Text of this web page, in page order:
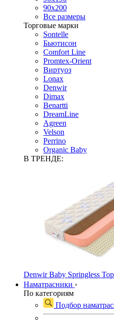
90х200
Все размеры
Торговые марки
Sontelle
Бьютисон
Comfort Line
Promtex-Orient
Виртуоз
Lonax
Denwir
Dimax
Benartti
DreamLine
Agreen
Velson
Perrino
Organic Baby
В ТРЕНДЕ:
Denwir Baby Springless
Наматрасники ›
По категориям
Подбор